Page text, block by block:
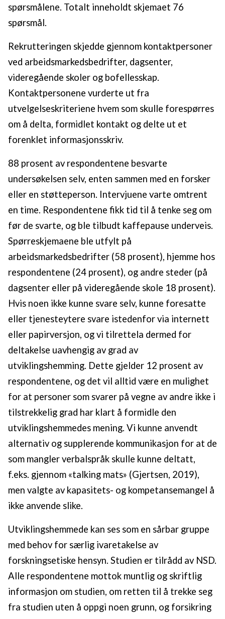
spørsmålene. Totalt inneholdt skjemaet 76
spørsmål.
Rekrutteringen skjedde gjennom kontaktpersoner
ved arbeidsmarkedsbedrifter, dagsenter,
videregående skoler og bofellesskap.
Kontaktpersonene vurderte ut fra
utvelgelseskriteriene hvem som skulle forespørres
om å delta, formidlet kontakt og delte ut et
forenklet informasjonsskriv.
88 prosent av respondentene besvarte
undersøkelsen selv, enten sammen med en forsker
eller en støtteperson. Intervjuene varte omtrent
en time. Respondentene fikk tid til å tenke seg om
før de svarte, og ble tilbudt kaffepause underveis.
Spørreskjemaene ble utfylt på
arbeidsmarkedsbedrifter (58 prosent), hjemme hos
respondentene (24 prosent), og andre steder (på
dagsenter eller på videregående skole 18 prosent).
Hvis noen ikke kunne svare selv, kunne foresatte
eller tjenesteytere svare istedenfor via internett
eller papirversjon, og vi tilrettela dermed for
deltakelse uavhengig av grad av
utviklingshemming. Dette gjelder 12 prosent av
respondentene, og det vil alltid være en mulighet
for at personer som svarer på vegne av andre ikke i
tilstrekkelig grad har klart å formidle den
utviklingshemmedes mening. Vi kunne anvendt
alternativ og supplerende kommunikasjon for at de
som mangler verbalspråk skulle kunne deltatt,
f.eks. gjennom «talking mats» (Gjertsen, 2019),
men valgte av kapasitets- og kompetansemangel å
ikke anvende slike.
Utviklingshemmede kan ses som en sårbar gruppe
med behov for særlig ivaretakelse av
forskningsetiske hensyn. Studien er tilrådd av NSD.
Alle respondentene mottok muntlig og skriftlig
informasjon om studien, om retten til å trekke seg
fra studien uten å oppgi noen grunn, og forsikring